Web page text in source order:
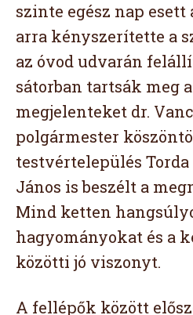
szinte egész nap esett
arra kényszerítette a
az óvod udvarán
sátorban tartsák meg
megjelenteket dr.
polgármester
testvértelepülés Torda
János is beszélt a
Mind ketten
hagyományokat és a
közötti jó viszonyt.
A fellépők között